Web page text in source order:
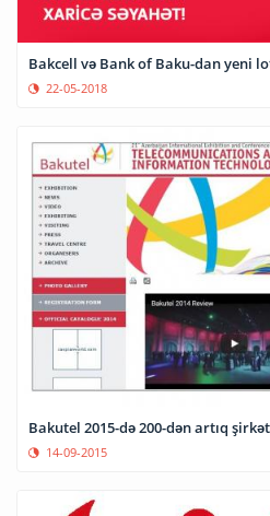
Bakcell və Bank of Baku-dan yeni
22-05-2018
Bakutel 2015-də 200-dən
14-09-2015